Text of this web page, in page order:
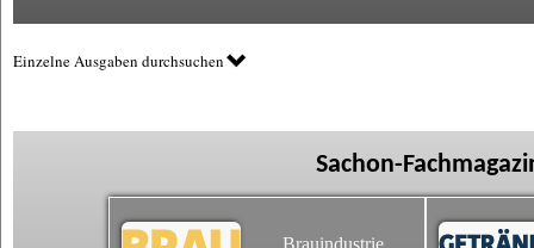
Einzelne Ausgaben durchsuchen
Sachon-
Brauindustrie